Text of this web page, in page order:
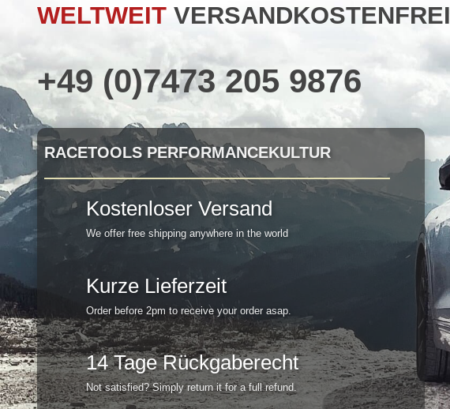
WELTWEIT VERSANDKOSTENFREI
+49 (0)7473 205 9876
RACETOOLS PERFORMANCEKULTUR
Kostenloser Versand
We offer free shipping anywhere in the world
Kurze Lieferzeit
Order before 2pm to receive your order asap.
14 Tage Rückgaberecht
Not satisfied? Simply return it for a full refund.